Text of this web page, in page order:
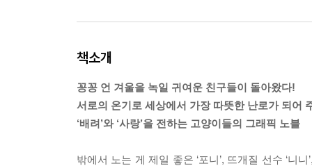
책소개
꽁꽁 언 겨울을 녹일 귀여운 친구들이 돌아왔다!
서로의 온기로 세상에서 가장 따뜻한 난로가 되어
‘배려’와 ‘사랑’을 전하는 고양이들의 그래픽 노블
밖에서 노는 게 제일 좋은 ‘포니’, 뜨개질 선수 ‘니